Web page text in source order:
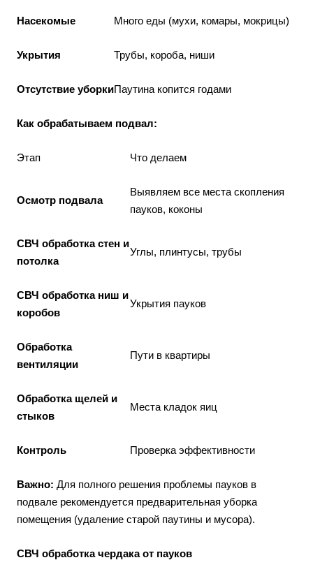
Насекомые Много еды (мухи, комары, мокрицы)
Укрытия Трубы, короба, ниши
Отсутствие уборкиПаутина копится годами
Как обрабатываем подвал:
Этап Что делаем
Осмотр подвала
Выявляем все места скопления
пауков, коконы
СВЧ обработка стен и
потолка
Углы, плинтусы, трубы
СВЧ обработка ниш и
коробов
Укрытия пауков
Обработка
вентиляции
Пути в квартиры
Обработка щелей и
стыков
Места кладок яиц
Контроль Проверка эффективности
Важно: Для полного решения проблемы пауков в
подвале рекомендуется предварительная уборка
помещения (удаление старой паутины и мусора).
СВЧ обработка чердака от пауков